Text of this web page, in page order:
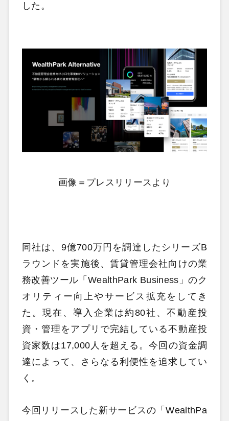
した。
画像＝プレスリリースより
同社は、9億700万円を調達したシリーズB
ラウンドを実施後、賃貸管理会社向けの業
務改善ツール「WealthPark Business」のク
オリティー向上やサービス拡充をしてき
た。現在、導入企業は約80社、不動産投
資・管理をアプリで完結している不動産投
資家数は17,000人を超える。今回の資金調
達によって、さらなる利便性を追求してい
く。
今回リリースした新サービスの「WealthPa